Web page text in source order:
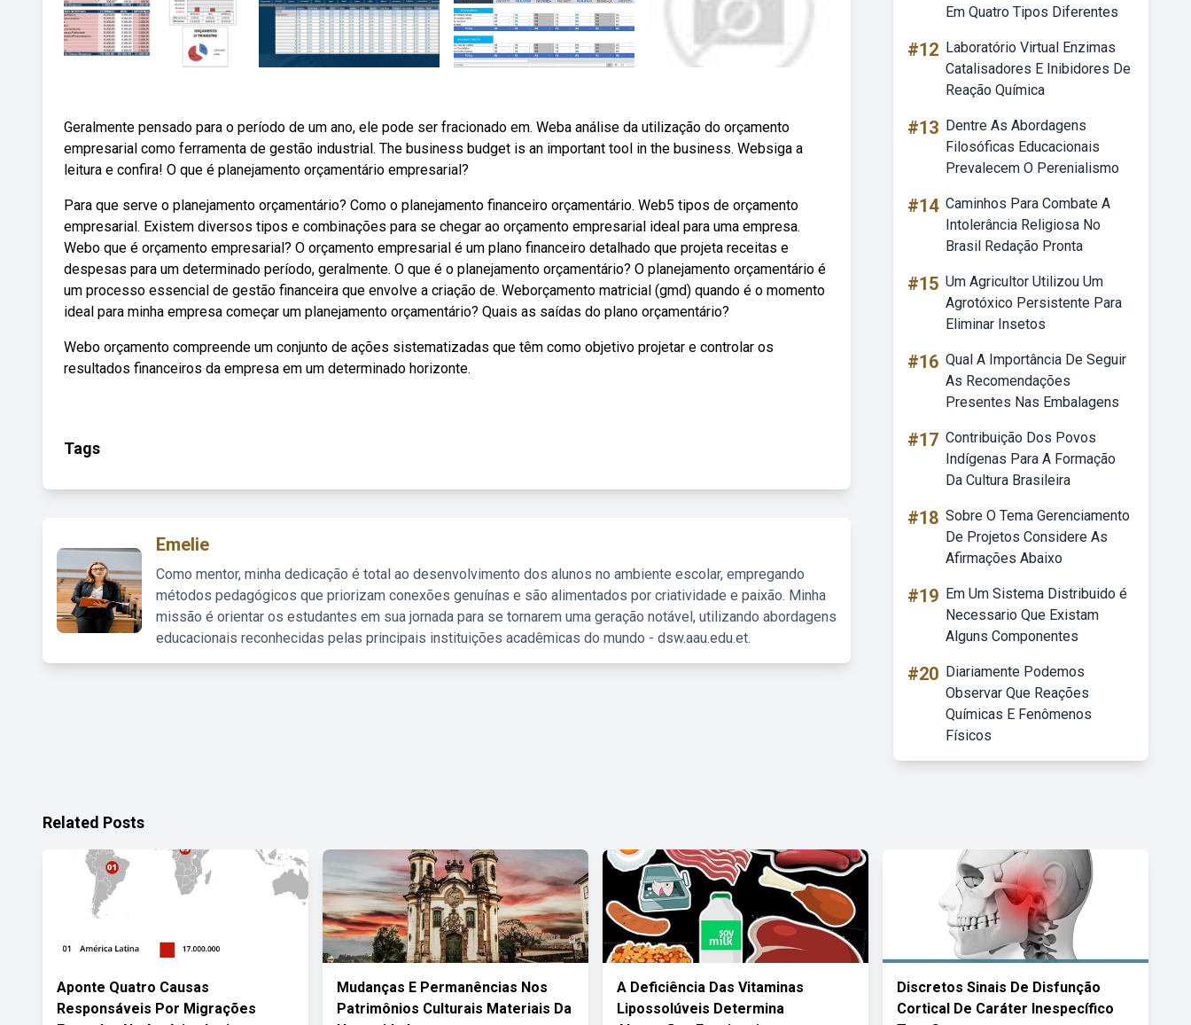
Geralmente pensado para o período de um ano, ele pode ser fracionado em. Weba análise da utilização do orçamento
empresarial como ferramenta de gestão industrial. The business budget is an important tool in the business. Websiga a
leitura e confira! O que é planejamento orçamentário empresarial?
Para que serve o planejamento orçamentário? Como o planejamento financeiro orçamentário. Web5 tipos de orçamento
empresarial. Existem diversos tipos e combinações para se chegar ao orçamento empresarial ideal para uma empresa.
Webo que é orçamento empresarial? O orçamento empresarial é um plano financeiro detalhado que projeta receitas e
despesas para um determinado período, geralmente. O que é o planejamento orçamentário? O planejamento orçamentário é
um processo essencial de gestão financeira que envolve a criação de. Weborçamento matricial (gmd) quando é o momento
ideal para minha empresa começar um planejamento orçamentário? Quais as saídas do plano orçamentário?
Webo orçamento compreende um conjunto de ações sistematizadas que têm como objetivo projetar e controlar os
resultados financeiros da empresa em um determinado horizonte.
Tags
Emelie
Como mentor, minha dedicação é total ao desenvolvimento dos alunos no ambiente escolar, empregando
métodos pedagógicos que priorizam conexões genuínas e são alimentados por criatividade e paixão. Minha
missão é orientar os estudantes em sua jornada para se tornarem uma geração notável, utilizando abordagens
educacionais reconhecidas pelas principais instituições acadêmicas do mundo - dsw.aau.edu.et.
Em Quatro Tipos Diferentes
#12 Laboratório Virtual Enzimas
Catalisadores E Inibidores De
Reação Química
#13 Dentre As Abordagens
Filosóficas Educacionais
Prevalecem O Perenialismo
#14 Caminhos Para Combate A
Intolerância Religiosa No
Brasil Redação Pronta
#15 Um Agricultor Utilizou Um
Agrotóxico Persistente Para
Eliminar Insetos
#16 Qual A Importância De Seguir
As Recomendações
Presentes Nas Embalagens
#17 Contribuição Dos Povos
Indígenas Para A Formação
Da Cultura Brasileira
#18 Sobre O Tema Gerenciamento
De Projetos Considere As
Afirmações Abaixo
#19 Em Um Sistema Distribuido é
Necessario Que Existam
Alguns Componentes
#20 Diariamente Podemos
Observar Que Reações
Químicas E Fenômenos
Físicos
Related Posts
Aponte Quatro Causas
Responsáveis Por Migrações
Mudanças E Permanências Nos
Patrimônios Culturais Materiais Da
A Deficiência Das Vitaminas
Lipossolúveis Determina
Discretos Sinais De Disfunção
Cortical De Caráter Inespecífico